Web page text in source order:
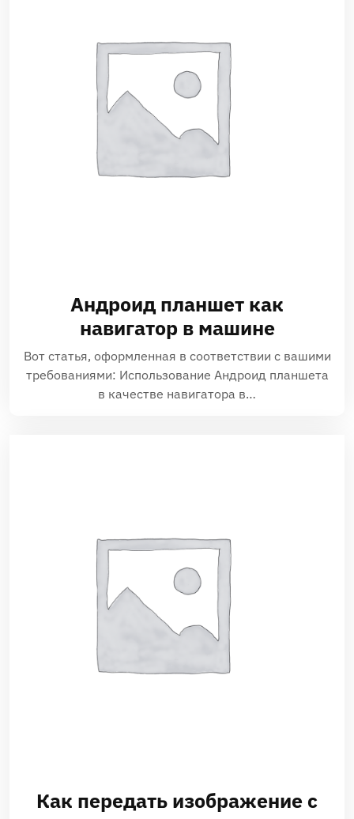
Андроид планшет как
навигатор в машине
Вот статья‚ оформленная в соответствии с вашими
требованиями: Использование Андроид планшета
в качестве навигатора в…
Как передать изображение с